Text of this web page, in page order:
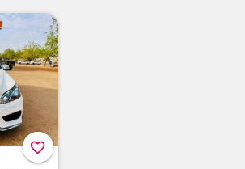
favorite_border